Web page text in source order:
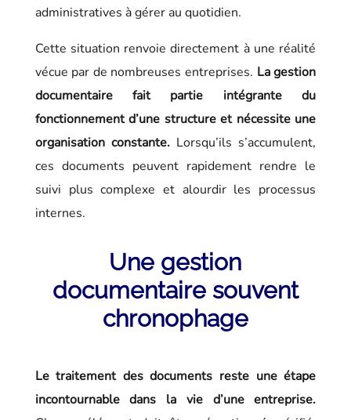
administratives à gérer au quotidien.
Cette situation renvoie directement à une réalité
vécue par de nombreuses entreprises. La gestion
documentaire fait partie intégrante du
fonctionnement d’une structure et nécessite une
organisation constante.Lorsqu’ils s’accumulent,
ces documents peuvent rapidement rendre le
suivi plus complexe et alourdir les processus
internes.
Une gestion
documentaire souvent
chronophage
Le traitement des documents reste une étape
incontournable dans la vie d’une entreprise.